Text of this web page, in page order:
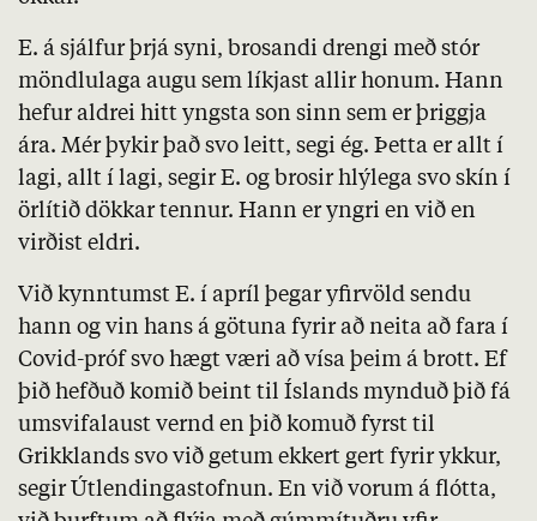
E. á sjálfur þrjá syni, brosandi drengi með stór
möndlulaga augu sem líkjast allir honum. Hann
hefur aldrei hitt yngsta son sinn sem er þriggja
ára. Mér þykir það svo leitt, segi ég. Þetta er allt í
lagi, allt í lagi, segir E. og brosir hlýlega svo skín í
örlítið dökkar tennur. Hann er yngri en við en
virðist eldri.
Við kynntumst E. í apríl þegar yfirvöld sendu
hann og vin hans á götuna fyrir að neita að fara í
Covid-próf svo hægt væri að vísa þeim á brott. Ef
þið hefðuð komið beint til Íslands mynduð þið fá
umsvifalaust vernd en þið komuð fyrst til
Grikklands svo við getum ekkert gert fyrir ykkur,
segir Útlendingastofnun. En við vorum á flótta,